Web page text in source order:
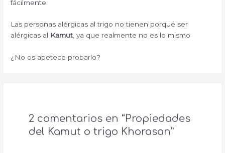
fácilmente.
Las personas alérgicas al trigo no tienen porqué ser
alérgicas al Kamut, ya que realmente no es lo mismo
¿No os apetece probarlo?
2 comentarios en “Propiedades
del Kamut o trigo Khorasan”